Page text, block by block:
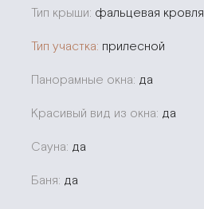
Тип крыши: фальцевая кровля
Тип участка: прилесной
Панорамные окна: да
Красивый вид из окна: да
Сауна: да
Баня: да